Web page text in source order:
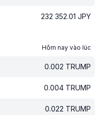
232 352.01 JPY
Hôm nay vào lúc
0.002 TRUMP
0.004 TRUMP
0.022 TRUMP